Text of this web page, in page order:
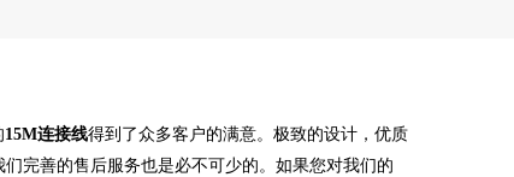
15M连接线得到了众多客户的满意。极致的设计，优质
完善的售后服务也是必不可少的。如果您对我们的